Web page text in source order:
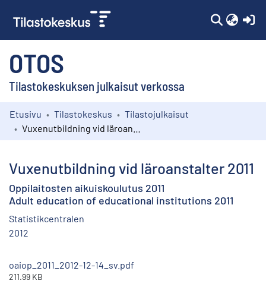
OTOS
Tilastokeskuksen julkaisut verkossa
Kokoelmat
Etusivu Tilastokeskus
Tilastojulkaisut
Vuxenutbildning vid läroanstalter 2011
Oppilaitosten aikuiskoulutus 2011
Adult education of educational institutions 2011
Statistikcentralen
2012
oaiop_2011_2012-12-14_sv.pdf
211.99 KB